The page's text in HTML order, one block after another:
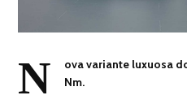
N
ova variante luxuosa
Nm.